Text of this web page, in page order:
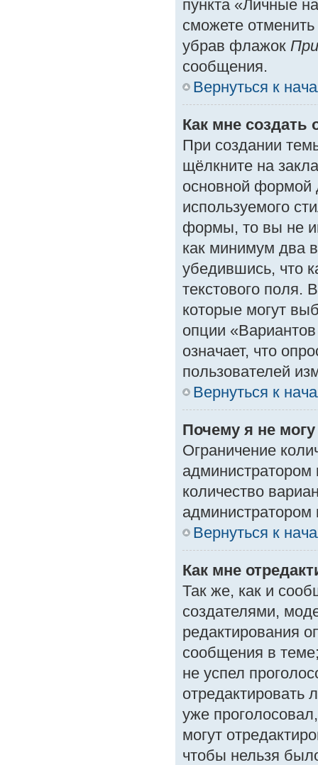
пункта «Личные
сможете
убрав флажок
сообщения.
Вернуться к
Как мне создать
При создании
щёлкните на
основной формой
используемого
формы, то вы не
как минимум два
убедившись, что
текстового поля.
которые могут
опции
означает, что
пользователей
Вернуться к
Почему я не
Ограничение
количество
Вернуться к
Как мне
Так же, как и
создателями,
редактирования
сообщения в
не успел
отредактировать
уже
могут
чтобы нельзя